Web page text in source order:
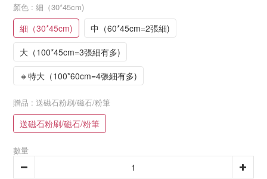
顏色 : 細（30*45cm)
細（30*45cm)
中（60*45cm=2張細)
大（100*45cm=3張細有多)
🔸特大（100*60cm=4張細有多)
贈品 : 送磁石粉刷/磁石/粉筆
送磁石粉刷/磁石/粉筆
數量